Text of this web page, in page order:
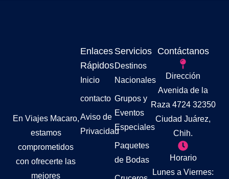
En Viajes Macaro,
estamos
comprometidos
con ofrecerte las
mejores
Servicios
Destinos
Nacionales
Grupos y
Eventos
Especiales
Paquetes
de Bodas
Enlaces
Rápidos
Inicio
contacto
Aviso de
Privacidad
Contáctanos
Dirección
Avenida de la
Raza 4724 32350
Ciudad Juárez,
Chih.
Horario
Lunes a Viernes: